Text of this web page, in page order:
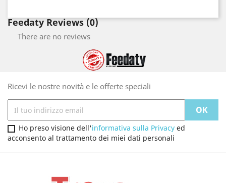
Feedaty Reviews (0)
There are no reviews
Ricevi le nostre novità e le offerte speciali
Ho preso visione dell'informativa sulla Privacy ed
acconsento al trattamento dei miei dati personali